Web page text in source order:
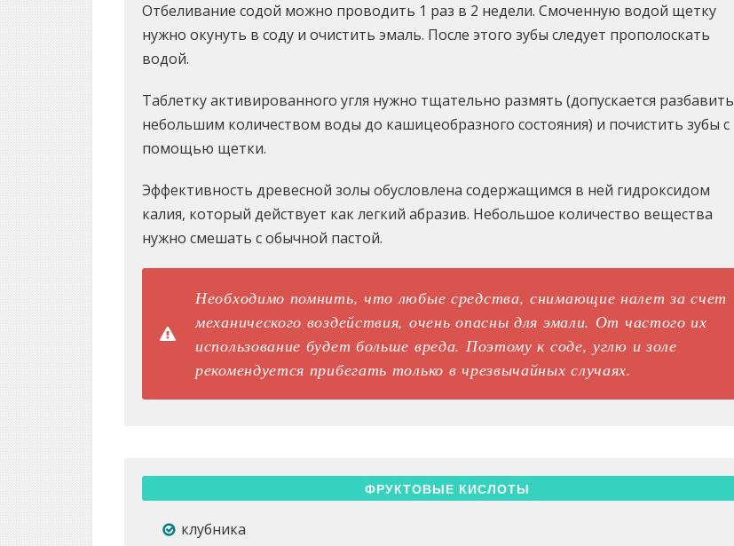
Отбеливание содой можно проводить 1 раз в 2 недели. Смоченную водой щетку
нужно окунуть в соду и очистить эмаль. После этого зубы следует прополоскать
водой.
Таблетку активированного угля нужно тщательно размять (допускается разбавить
небольшим количеством воды до кашицеобразного состояния) и почистить зубы с
помощью щетки.
Эффективность древесной золы обусловлена содержащимся в ней гидроксидом
калия, который действует как легкий абразив. Небольшое количество вещества
нужно смешать с обычной пастой.
Необходимо помнить, что любые средства, снимающие налет за счет
механического воздействия, очень опасны для эмали. От частого их
использование будет больше вреда. Поэтому к соде, углю и золе
рекомендуется прибегать только в чрезвычайных случаях.
ФРУКТОВЫЕ КИСЛОТЫ
клубника